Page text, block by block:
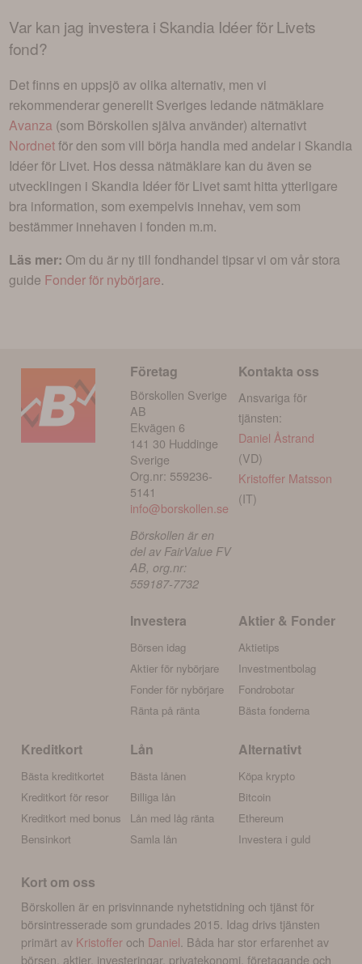
Var kan jag investera i Skandia Idéer för Livets
fond?
Det finns en uppsjö av olika alternativ, men vi
rekommenderar generellt Sveriges ledande nätmäklare
Avanza (som Börskollen själva använder) alternativt
Nordnetför den som vill börja handla med andelar i Skandia
Idéer för Livet. Hos dessa nätmäklare kan du även se
utvecklingen i Skandia Idéer för Livet samt hitta ytterligare
bra information, som exempelvis innehav, vem som
bestämmer innehaven i fonden m.m.
Läs mer: Om du är ny till fondhandel tipsar vi om vår stora
guide Fonder för nybörjare.
Företag
Börskollen Sverige
AB
Ekvägen 6
141 30 Huddinge
Sverige
Org.nr: 559236-
5141
info@borskollen.se
Börskollen är en
del av FairValue FV
AB, org.nr:
559187-7732
Kontakta oss
Ansvariga för
tjänsten:
Daniel Åstrand
(VD)
Kristoffer Matsson
(IT)
Investera
Börsen idag
Aktier för nybörjare
Fonder för nybörjare
Ränta på ränta
Aktier & Fonder
Aktietips
Investmentbolag
Fondrobotar
Bästa fonderna
Kreditkort
Bästa kreditkortet
Kreditkort för resor
Kreditkort med bonus
Bensinkort
Lån
Bästa lånen
Billiga lån
Lån med låg ränta
Samla lån
Alternativt
Köpa krypto
Bitcoin
Ethereum
Investera i guld
Kort om oss
Börskollen är en prisvinnande nyhetstidning och tjänst för
börsintresserade som grundades 2015. Idag drivs tjänsten
primärt av Kristoffer och Daniel . Båda har stor erfarenhet av
börsen, aktier, investeringar, privatekonomi, företagande och